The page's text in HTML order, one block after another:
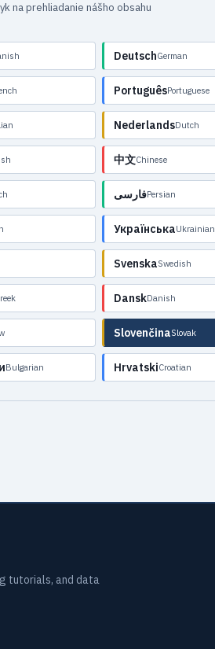
na prehliadanie nášho obsahu
DeutschGerman
PortuguêsPortuguese
NederlandsDutch
中文Chinese
فارسیPersian
УкраїнськаUkrainian
SvenskaSwedish
DanskDanish
SlovenčinaSlovak
Bulgarian HrvatskiCroatian
tutorials, and data